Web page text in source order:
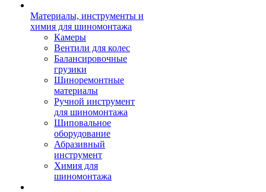
Материалы, инструменты и
химия для шиномонтажа
Камеры
Вентили для колес
Балансировочные
грузики
Шиноремонтные
материалы
Ручной инструмент
для шиномонтажа
Шиповальное
оборудование
Абразивный
инструмент
Химия для
шиномонтажа